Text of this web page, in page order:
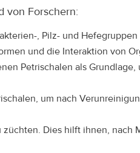
von Forschern:
, Pilz- und
und die Interaktion von
Petrischalen als
um nach
Dies hilft ihnen, nach